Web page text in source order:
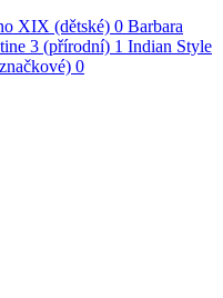
XIX (dětské) 0 Barbara
3 (přírodní) 1 Indian Style
0